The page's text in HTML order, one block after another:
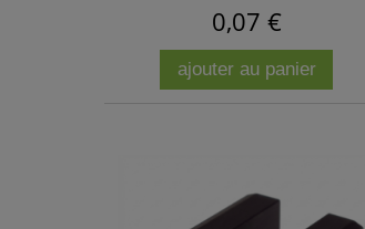
0,07 €
ajouter au panier